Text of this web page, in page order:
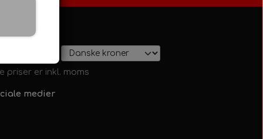
på shop
priser er inkl. moms
medier